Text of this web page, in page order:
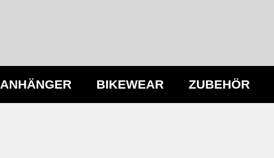
ANHÄNGER BIKEWEAR ZUBEHÖR